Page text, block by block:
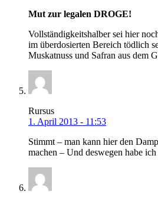
Mut zur legalen DROGE!
Vollständigkeitshalber sei hier
im überdosierten Bereich tödlich
Muskatnuss und Safran aus dem
Rursus
1. April 2013 - 11:53
Stimmt – man kann hier den
machen – Und deswegen habe